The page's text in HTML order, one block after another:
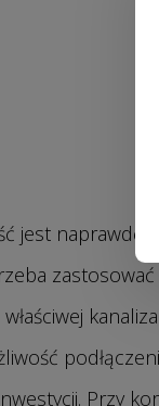
jest naprawdę
Przy